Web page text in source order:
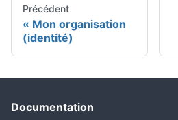
Précédent
Mon organisation
(identité)
Documentation